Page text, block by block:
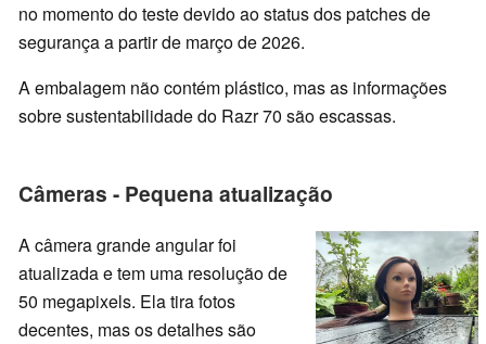
no momento do teste devido ao status dos patches de
segurança a partir de março de 2026.
A embalagem não contém plástico, mas as informações
sobre sustentabilidade do Razr 70 são escassas.
Câmeras - Pequena atualização
A câmera grande angular foi
atualizada e tem uma resolução de
50 megapixels. Ela tira fotos
decentes, mas os detalhes são